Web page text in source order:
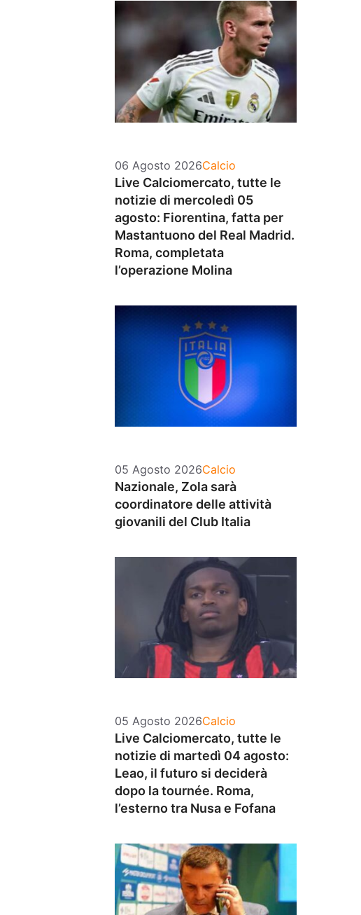
06 Agosto 2026Categorie
Calcio
Live Calciomercato, tutte le
notizie di mercoledì 05
agosto: Fiorentina, fatta per
Mastantuono del Real Madrid.
Roma, completata
l’operazione Molina
05 Agosto 2026Categorie
Calcio
Nazionale, Zola sarà
coordinatore delle attività
giovanili del Club Italia
05 Agosto 2026Categorie
Calcio
Live Calciomercato, tutte le
notizie di martedì 04 agosto:
Leao, il futuro si deciderà
dopo la tournée. Roma,
l’esterno tra Nusa e Fofana